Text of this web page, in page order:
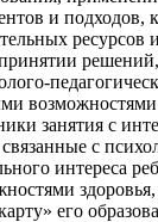
и подходов,
ресурсов
возможностями
занятия с
с
интереса
его